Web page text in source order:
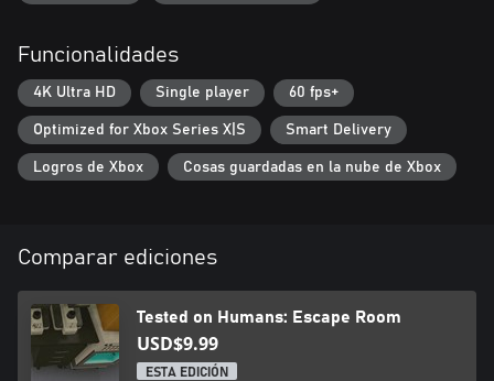
Funcionalidades
4K Ultra HD Single player 60 fps+
Optimized for Xbox Series X|S Smart Delivery
Logros de Xbox Cosas guardadas en la nube de Xbox
Comparar ediciones
Tested on Humans: Escape Room
USD$9.99
ESTA EDICIÓN